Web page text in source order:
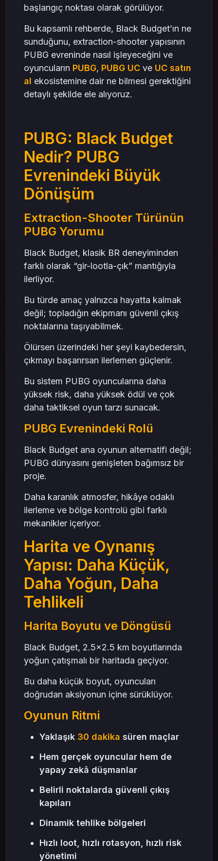
başlangıç noktası olarak görülüyor.
Bu kapsamlı rehberde, Black Budget’ın ne
sunduğunu, extraction-shooter yapısının
PUBG evreninde nasıl işleyeceğini ve
oyuncuların PUBG, PUBG UC ve UC satın
al ekosistemine dair ne bilmesi gerektiğini
detaylı şekilde ele alıyoruz.
PUBG: Black Budget
Nedir? PUBG
Evrenindeki Büyük
Dönüşüm
Extraction-Shooter Türünün
PUBG Yorumu
Black Budget, klasik BR deneyiminden
farklı olarak “gir-lootla-çık” mantığıyla
ilerliyor.
Bu türde amaç yalnızca hayatta kalmak
değil; topladığın ekipmanı güvenli çıkış
noktalarına taşıyabilmek.
Ölürsen üzerindeki her şeyi kaybedersin,
çıkmayı başarırsan ilerlemen güçlenir.
Bu sistem PUBG oyuncularına daha
yüksek risk, daha yüksek ödül ve çok
daha taktiksel oyun tarzı sunacak.
PUBG Evrenindeki Rolü
Black Budget ana oyunun alternatifi değil;
PUBG dünyasını genişleten bağımsız bir
proje.
Daha karanlık atmosfer, hikâye odaklı
ilerleme ve bölge kontrolü gibi farklı
mekanikler içeriyor.
Harita ve Oynanış
Yapısı: Daha Küçük,
Daha Yoğun, Daha
Tehlikeli
Harita Boyutu ve Döngüsü
Black Budget, 2.5×2.5 km boyutlarında
yoğun çatışmalı bir haritada geçiyor.
Bu daha küçük boyut, oyuncuları
doğrudan aksiyonun içine sürüklüyor.
Oyunun Ritmi
Yaklaşık 30 dakika süren maçlar
Hem gerçek oyuncular hem de
yapay zekâ düşmanlar
Belirli noktalarda güvenli çıkış
kapıları
Dinamik tehlike bölgeleri
Hızlı loot, hızlı rotasyon, hızlı risk
yönetimi